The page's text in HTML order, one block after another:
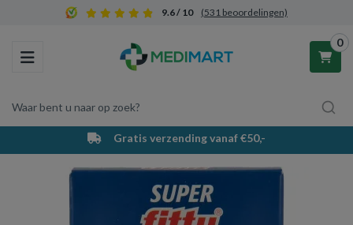
9.6 / 10 (531 beoordelingen)
Toggle navigation
Waar bent u naar op zoek?
0
Winkelwagen
Uw winkelwagen is leeg.
Gratis verzending vanaf €50,-